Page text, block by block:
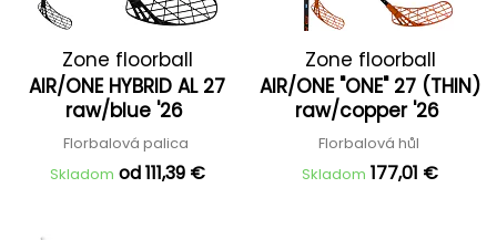
Zone floorball
AIR/ONE HYBRID AL 27
raw/blue '26
Florbalová palica
Skladom od 111,39 €
Zone floorball
AIR/ONE "ONE" 27 (THIN)
raw/copper '26
Florbalová hůl
Skladom 177,01 €